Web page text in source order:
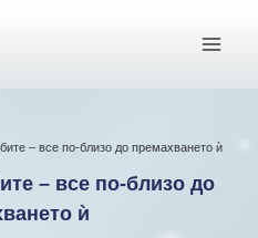
– все по-близо до премахването ѝ
– все по-близо до
ѝ